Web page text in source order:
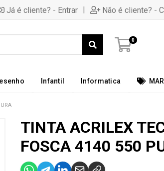
Já é cliente? - Entrar | Não é cliente? -
0
Infantil Informatica
TINTA ACRILEX
FOSCA 4140 550